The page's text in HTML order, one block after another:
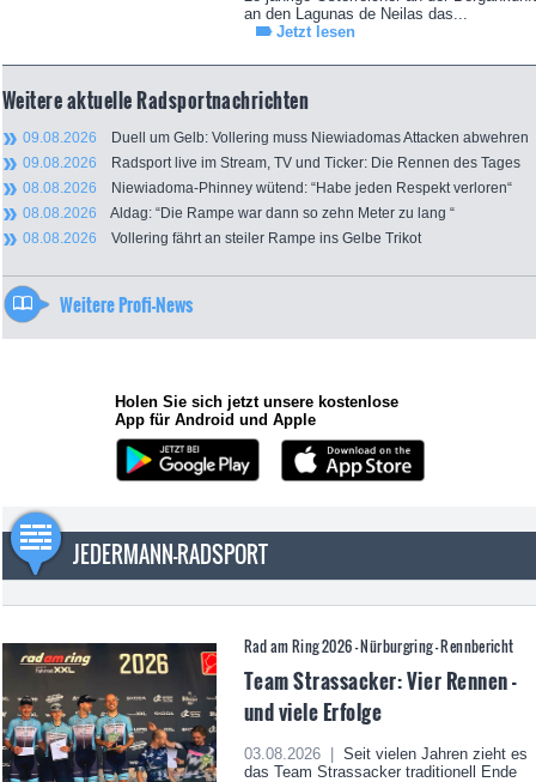
an den Lagunas de Neilas das...
Jetzt lesen
Weitere aktuelle Radsportnachrichten
09.08.2026 Duell um Gelb: Vollering muss Niewiadomas Attacken abwehren
09.08.2026 Radsport live im Stream, TV und Ticker: Die Rennen des Tages
08.08.2026 Niewiadoma-Phinney wütend: “Habe jeden Respekt verloren“
08.08.2026 Aldag: “Die Rampe war dann so zehn Meter zu lang “
08.08.2026 Vollering fährt an steiler Rampe ins Gelbe Trikot
Weitere Profi-News
Holen Sie sich jetzt unsere kostenlose
App für Android und Apple
JEDERMANN-RADSPORT
Rad am Ring 2026 - Nürburgring - Rennbericht
Team Strassacker: Vier Rennen -
und viele Erfolge
03.08.2026 |
Seit vielen Jahren zieht es
das Team Strassacker traditionell Ende